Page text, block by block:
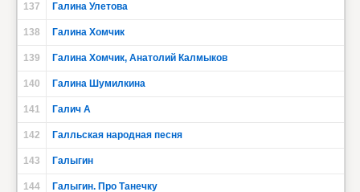
137 Галина Улетова
138 Галина Хомчик
139 Галина Хомчик, Анатолий Калмыков
140 Галина Шумилкина
141 Галич А
142 Галльская народная песня
143 Галыгин
144 Галыгин. Про Танечку